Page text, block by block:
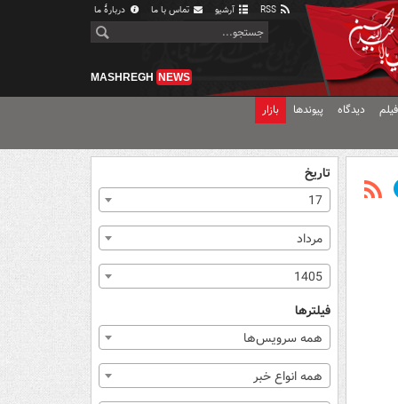
آرشیو تماس با ما دربارهٔ ما
MASHREGH NEWS
دیدگاه پیوندها بازار
تاریخ
17
مرداد
1405
فیلترها
همه سرویس‌ها
همه انواع خبر